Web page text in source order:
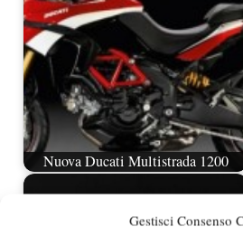
Gestisci Consenso
Nuova Ducati Multistrada 1200